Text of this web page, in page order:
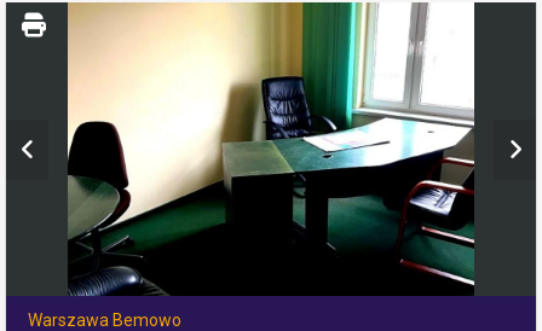
Warszawa Bemowo